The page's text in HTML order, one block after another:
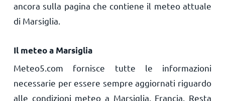
ancora sulla pagina che contiene il meteo attuale
di Marsiglia.
Il meteo a Marsiglia
Meteo5.com fornisce tutte le informazioni
necessarie per essere sempre aggiornati riguardo
alle condizioni meteo a Marsiglia, Francia. Resta